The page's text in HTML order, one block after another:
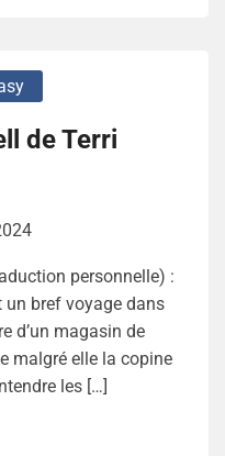
de Terri
personnelle) :
bref voyage dans
d’un magasin de
malgré elle la copine
les […]